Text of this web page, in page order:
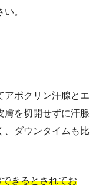
。
アポクリン汗腺とエ
膚を切開せずに汗腺
、ダウンタイムも比
きるとされてお